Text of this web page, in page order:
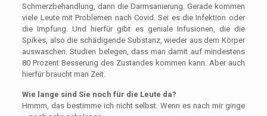
Schmerzbehandlung, dann die Darmsanierung. Gerade kommen
viele Leute mit Problemen nach Covid. Sei es die Infektion oder
die Impfung. Und hierfür gibt es geniale Infusionen, die die
Spikes, also die schädigende Substanz, wieder aus dem Körper
auswaschen. Studien belegen, dass man damit auf mindestens
80 Prozent Besserung des Zustandes kommen kann. Aber auch
hierfür braucht man Zeit.
Wie lange sind Sie noch für die Leute da?
Hmmm, das bestimme ich nicht selbst. Wenn es nach mir ginge